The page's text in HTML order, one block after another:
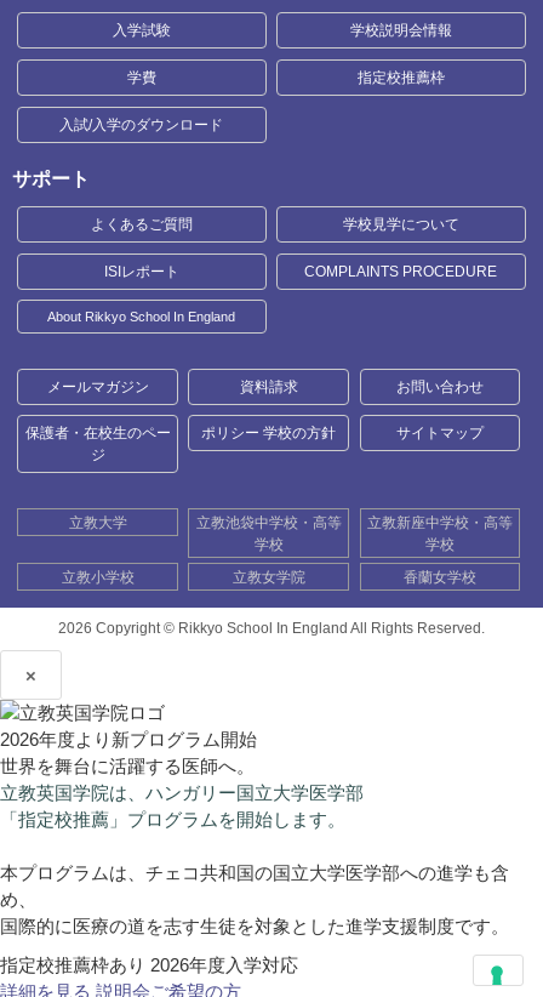
入学試験 学校説明会情報
学費 指定校推薦枠
入試/入学のダウンロード
サポート
よくあるご質問 学校見学について
ISIレポート COMPLAINTS PROCEDURE
About Rikkyo School In England
メールマガジン 資料請求 お問い合わせ
保護者・在校生のペー
ジ
ポリシー 学校の方針 サイトマップ
立教大学
立教池袋中学校・高等
学校
立教新座中学校・高等
学校
立教小学校
立教女学院 香蘭女学校
2026 Copyright © Rikkyo School In England All Rights Reserved.
×
2026年度より新プログラム開始
世界を舞台に活躍する医師へ。
立教英国学院は、ハンガリー国立大学医学部
「指定校推薦」プログラムを開始します。
本プログラムは、チェコ共和国の国立大学医学部への進学も含
め、
国際的に医療の道を志す生徒を対象とした進学支援制度です。
指定校推薦枠あり 2026年度入学対応
詳細を見る 説明会ご希望の方